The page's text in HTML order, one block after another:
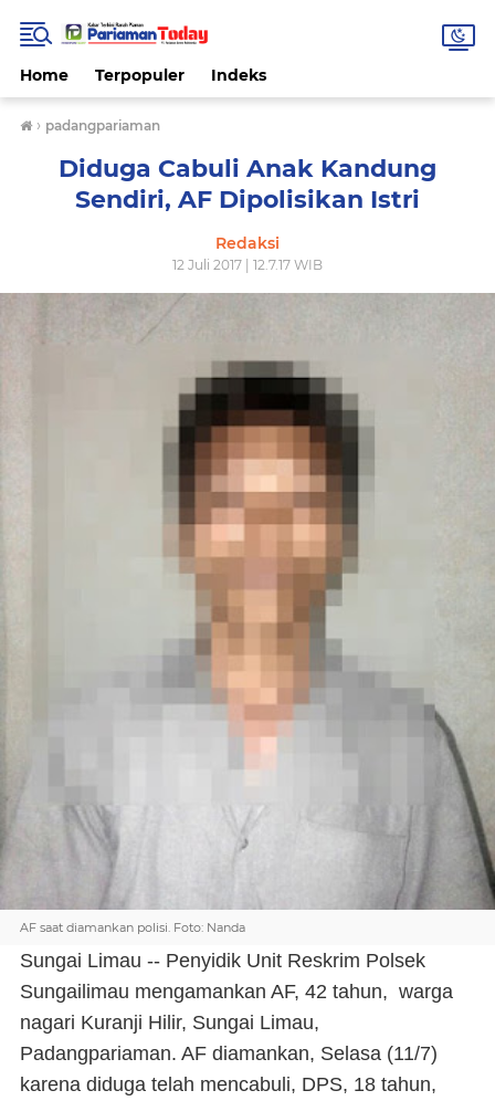
Home Terpopuler Indeks
› padangpariaman
Diduga Cabuli Anak Kandung
Sendiri, AF Dipolisikan Istri
Redaksi
12 Juli 2017 | 12.7.17 WIB
AF saat diamankan polisi. Foto: Nanda
Sungai Limau -- Penyidik Unit Reskrim Polsek
Sungailimau mengamankan AF, 42 tahun, warga
nagari Kuranji Hilir, Sungai Limau,
Padangpariaman. AF diamankan, Selasa (11/7)
karena diduga telah mencabuli, DPS, 18 tahun,